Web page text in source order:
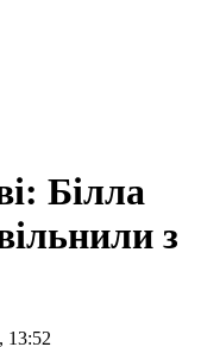
Білла
з
13:52